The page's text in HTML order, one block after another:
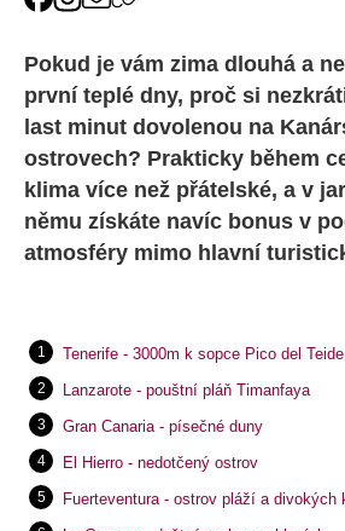
Pokud je vám zima dlouhá a
první teplé dny, proč si
last minut dovolenou na
ostrovech? Prakticky během
klima více než přátelské, a v
němu získáte navíc bonus v
atmosféry mimo hlavní
Tenerife - 3000m k sopce Pico del Teide
Lanzarote - pouštní pláň Timanfaya
Gran Canaria - písečné duny
El Hierro - nedotčený ostrov
Fuerteventura - ostrov pláží a divokých